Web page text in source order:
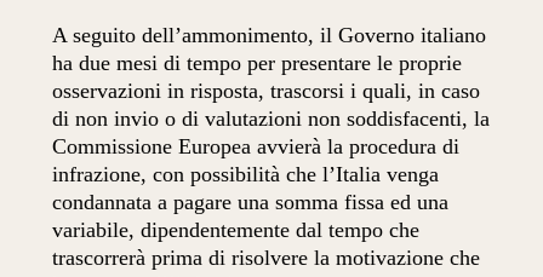
A seguito dell’ammonimento, il Governo italiano
ha due mesi di tempo per presentare le proprie
osservazioni in risposta, trascorsi i quali, in caso
di non invio o di valutazioni non soddisfacenti, la
Commissione Europea avvierà la procedura di
infrazione, con possibilità che l’Italia venga
condannata a pagare una somma fissa ed una
variabile, dipendentemente dal tempo che
trascorrerà prima di risolvere la motivazione che